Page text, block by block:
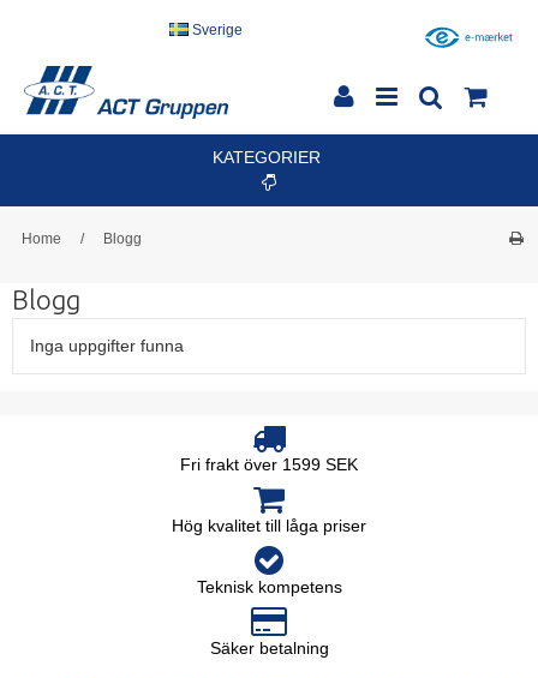
Sverige
KATEGORIER
Home / Blogg
Blogg
Inga uppgifter funna
Fri frakt över 1599 SEK
Hög kvalitet till låga priser
Teknisk kompetens
Säker betalning